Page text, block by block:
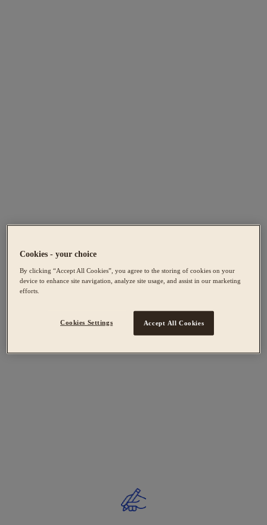
Cookies - your choice
By clicking “Accept All Cookies”, you agree to the storing of cookies on your
device to enhance site navigation, analyze site usage, and assist in our marketing
efforts.
Cookies Settings Accept All Cookies